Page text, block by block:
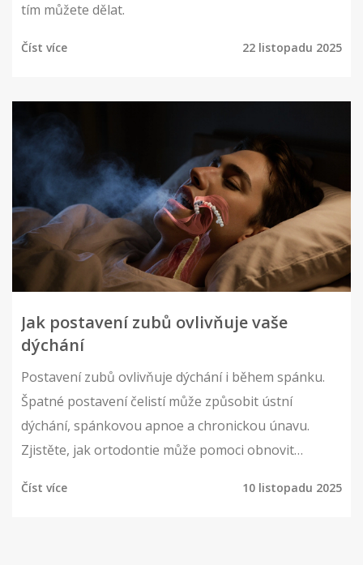
tím můžete dělat.
Číst více 22 listopadu 2025
Jak postavení zubů ovlivňuje vaše
dýchání
Postavení zubů ovlivňuje dýchání i během spánku.
Špatné postavení čelistí může způsobit ústní
dýchání, spánkovou apnoe a chronickou únavu.
Zjistěte, jak ortodontie může pomoci obnovit
Číst více 10 listopadu 2025